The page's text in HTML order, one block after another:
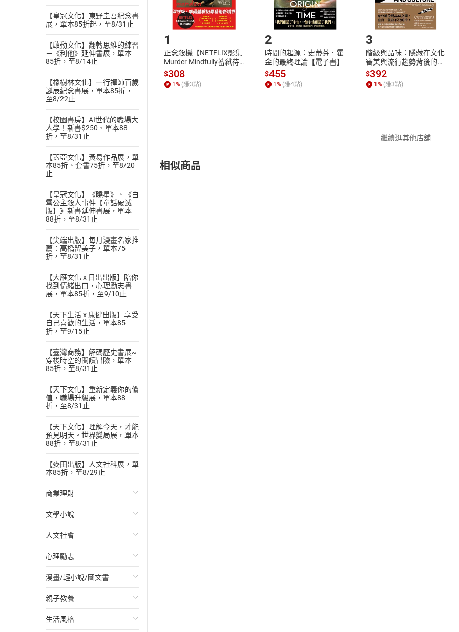
【皇冠文化】東野圭吾紀念書
展，單本85折起，至8/31止
【啟動文化】翻轉思維的練習
－《利他》延伸書展，單本
85折，至8/14止
【橡樹林文化】一行禪師百歲
誕辰紀念書展，單本85折，
至8/22止
【校園書房】AI世代的職場大
人學！新書$250、單本88
折，至8/31止
【蓋亞文化】黃易作品展，單
本85折、套書75折，至8/20
止
【皇冠文化】《曉星》、《白
雪公主殺人事件【童話破滅
版】》新書延伸書展，單本
88折，至8/31止
【尖端出版】每月漫畫名家推
薦：高橋留美子，單本75
折，至8/31止
【大雁文化 x 日出出版】陪你
找到情緒出口，心理勵志書
展，單本85折，至9/10止
【天下生活 x 康健出版】享受
自己喜歡的生活，單本85
折，至9/15止
【臺灣商務】解碼歷史書展~
穿梭時空的閱讀冒險，單本
85折，至8/31止
【天下文化】重新定義你的價
值，職場升級展，單本88
折，至8/31止
【天下文化】理解今天，才能
預見明天。世界變局展，單本
88折，至8/31止
【麥田出版】人文社科展，單
本85折，至8/29止
商業理財
投資理財
經濟/趨勢
財務/金融
管理/領導
職場工作術
成功法
文學小說
歐美文學
日本文學
韓國文學
華文文學
經典文學
人文社會
國際關係
政治
社會科學
台灣/中國歷史
心理勵志
心靈成長/情緒
人際關係
兩性關係
漫畫/輕小說/圖文書
輕小說
奇幻/科幻
親子教養
教育現場
生活風格
Step1.選擇閱讀載具 Step2.登入
1
正念殺機【NETFLIX影集
Murder Mindfully蓄弒待
發】【電子書】
$308
1 % (賺3點)
2
時間的起源：史蒂芬．霍
金的最終理論【電子書】
$455
1 % (賺4點)
3
階級與品味：隱藏在文化
審美與流行趨勢背後的地
位渴望【電子書】
$392
1 % (賺3點)
繼續逛其他店舖
相似商品